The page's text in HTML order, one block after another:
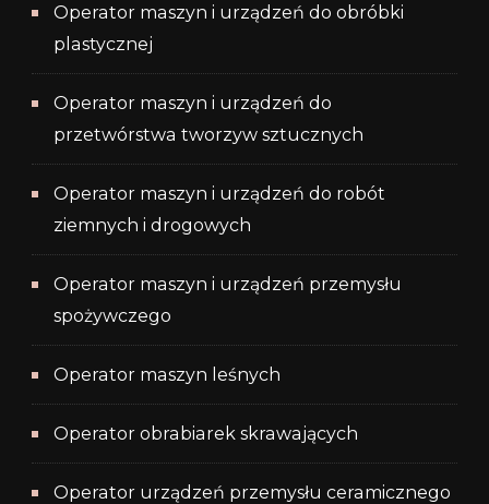
Operator maszyn i urządzeń do obróbki
plastycznej
Operator maszyn i urządzeń do
przetwórstwa tworzyw sztucznych
Operator maszyn i urządzeń do robót
ziemnych i drogowych
Operator maszyn i urządzeń przemysłu
spożywczego
Operator maszyn leśnych
Operator obrabiarek skrawających
Operator urządzeń przemysłu ceramicznego